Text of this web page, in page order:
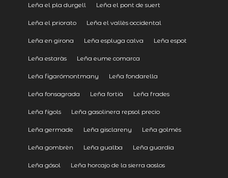
Leña el pla durgell Leña el pont de suert
Leña el priorato Leña el vallès occidental
Leña en girona Leña espluga calva Leña espot
Leña estaràs Leña eume comarca
Leña figarómontmany Leña fondarella
Leña fonsagrada Leña fortià Leña frades
Leña fígols Leña gasolinera repsol precio
Leña germade Leña gisclareny Leña golmés
Leña gombrèn Leña gualba Leña guardia
Leña gósol Leña horcajo de la sierra aoslos